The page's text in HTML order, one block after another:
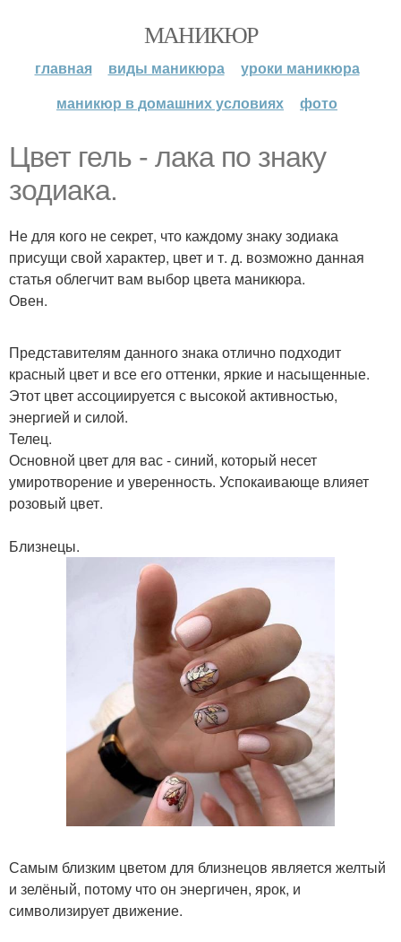
МАНИКЮР
главная виды маникюра
уроки маникюра
маникюр в домашних условиях
фото
Цвет гель - лака по знаку
зодиака.
Не для кого не секрет, что каждому знаку зодиака
присущи свой характер, цвет и т. д. возможно данная
статья облегчит вам выбор цвета маникюра.
Овен.
Представителям данного знака отлично подходит
красный цвет и все его оттенки, яркие и насыщенные.
Этот цвет ассоциируется с высокой активностью,
энергией и силой.
Телец.
Основной цвет для вас - синий, который несет
умиротворение и уверенность. Успокаивающе влияет
розовый цвет.
Близнецы.
Самым близким цветом для близнецов является желтый
и зелёный, потому что он энергичен, ярок, и
символизирует движение.